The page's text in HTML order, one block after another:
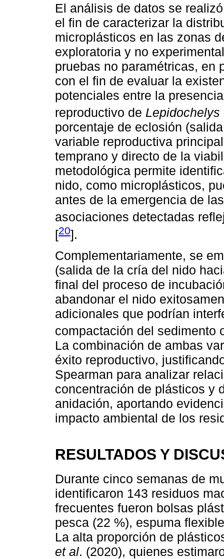
El análisis de datos se
el fin de caracterizar la
microplásticos en las zonas
exploratoria y no
pruebas no paramétricas, en
con el fin de evaluar la
potenciales entre la
reproductivo de Lepidochelys
porcentaje de eclosión
variable reproductiva
temprano y directo de la
metodológica permite
nido, como microplásticos,
antes de la emergencia de
asociaciones detectadas
[20].
Complementariamente, se
(salida de la cría del nido
final del proceso de
abandonar el nido
adicionales que podrían
compactación del sedimento
La combinación de ambas
éxito reproductivo,
Spearman para analizar
concentración de plásticos y
anidación, aportando
impacto ambiental de los
RESULTADOS Y
Durante cinco semanas de
identificaron 143 residuos
frecuentes fueron bolsas
pesca (22 %), espuma
La alta proporción de
et al. (2020), quienes